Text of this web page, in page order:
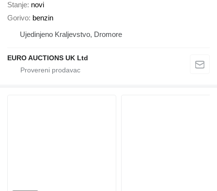
Stanje novi
Gorivo benzin
Ujedinjeno Kraljevstvo, Dromore
EURO AUCTIONS UK Ltd